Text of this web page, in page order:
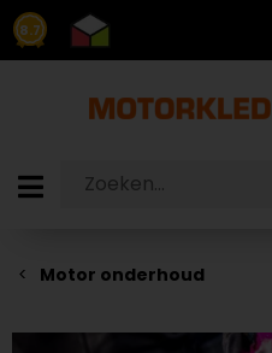
8.7
Motor onderhoud